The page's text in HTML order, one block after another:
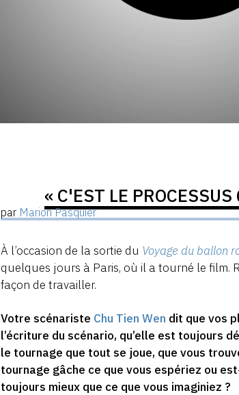
« C'EST LE
par Marion Pasquier
À l’occasion de la sortie du Voyage du ballon
quelques jours à Paris, où il a tourné le film.
façon de travailler.
Votre scénariste Chu Tien Wen dit que vos
l’écriture du scénario, qu’elle est toujours
le tournage que tout se joue, que vous
tournage gâche ce que vous espériez ou
toujours mieux que ce que vous imaginiez ?